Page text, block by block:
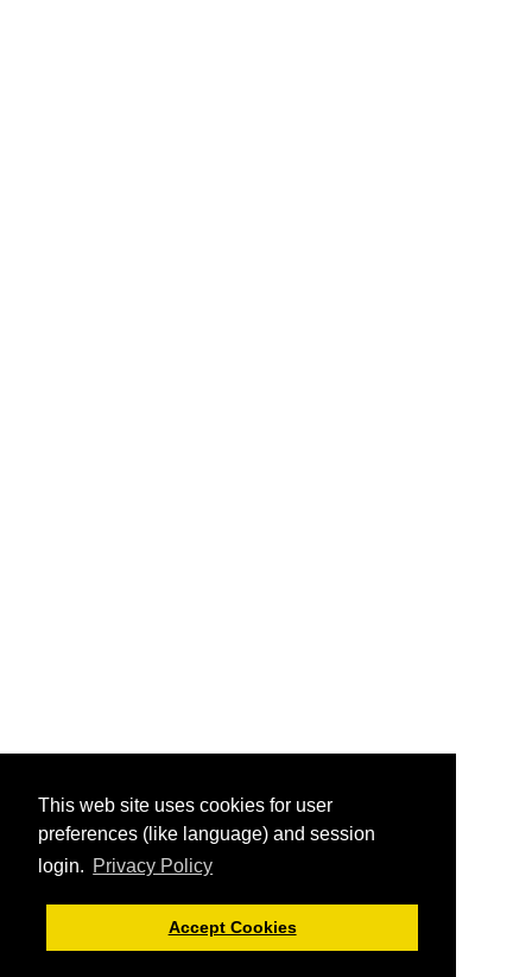
This web site uses cookies for user
preferences (like language) and session
login. Privacy Policy
Accept Cookies